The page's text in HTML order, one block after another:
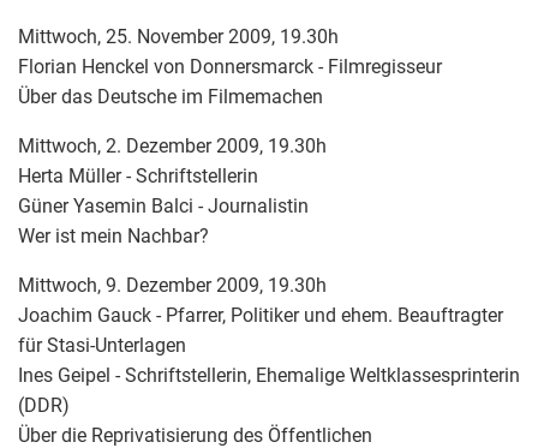
Mittwoch, 25. November 2009, 19.30h
Florian Henckel von Donnersmarck - Filmregisseur
Über das Deutsche im Filmemachen
Mittwoch, 2. Dezember 2009, 19.30h
Herta Müller - Schriftstellerin
Güner Yasemin Balci - Journalistin
Wer ist mein Nachbar?
Mittwoch, 9. Dezember 2009, 19.30h
Joachim Gauck - Pfarrer, Politiker und ehem. Beauftragter
für Stasi-Unterlagen
Ines Geipel - Schriftstellerin, Ehemalige Weltklassesprinterin
(DDR)
Über die Reprivatisierung des Öffentlichen